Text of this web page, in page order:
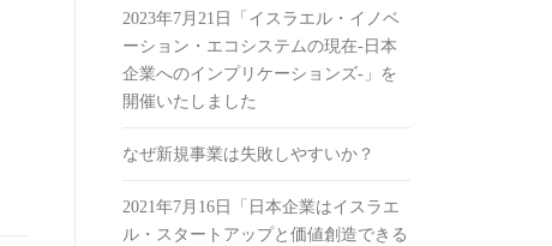
2023年7月21日「イスラエル・イノベ
ーション・エコシステムの現在-日本
企業へのインプリケーションズ-」を
開催いたしました
なぜ新規事業は失敗しやすいか？
2021年7月16日「日本企業はイスラエ
ル・スタートアップと価値創造できる